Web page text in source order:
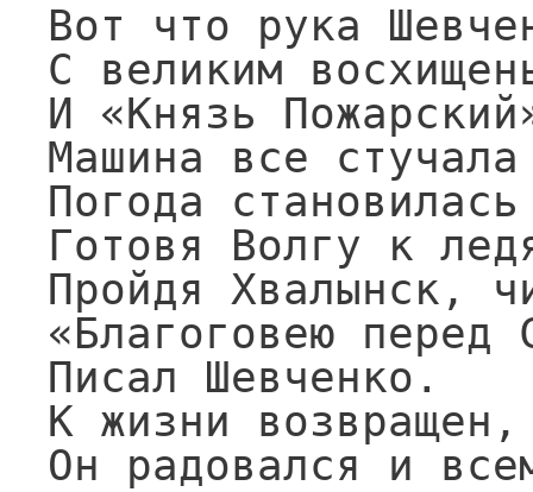
Вот что рука
С великим
И «Князь
Машина все
Погода
Готовя Волгу к
Пройдя Хвалынск,
«Благоговею перед
Писал Шевченко.
К жизни возвращен,
Он радовался и